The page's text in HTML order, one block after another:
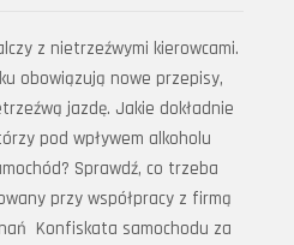
z nietrzeźwymi kierowcami.
obowiązują nowe przepisy,
jazdę. Jakie dokładnie
pod wpływem alkoholu
Sprawdź, co trzeba
przy współpracy z firmą
Konfiskata samochodu za